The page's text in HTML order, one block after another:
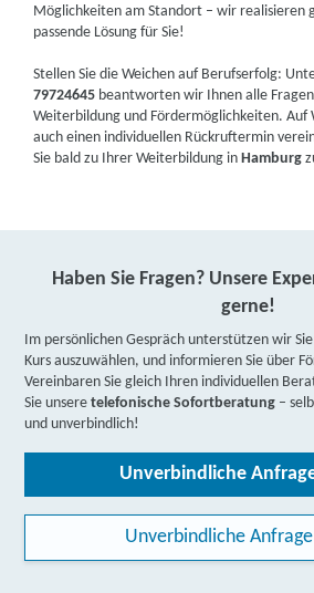
Möglichkeiten am Standort – wir realisieren
passende Lösung für Sie!
Stellen Sie die Weichen auf Berufserfolg:
79724645 beantworten wir Ihnen alle
Weiterbildung und Fördermöglichkeiten. Auf
auch einen individuellen Rückruftermin
Sie bald zu Ihrer Weiterbildung inHamburg
Haben Sie Fragen? Unsere
gerne!
Im persönlichen Gespräch unterstützen wir
Kurs auszuwählen, und informieren Sie über
Vereinbaren Sie gleich Ihren individuellen
Sie unseretelefonische Sofortberatung –
und unverbindlich!
Unverbindliche
Unverbindliche